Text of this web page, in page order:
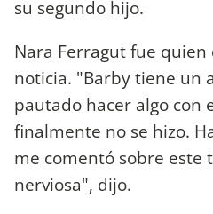
su segundo hijo.
Nara Ferragut fue quien
noticia. "Barby tiene un
pautado hacer algo con
finalmente no se hizo.
me comentó sobre este
nerviosa", dijo.